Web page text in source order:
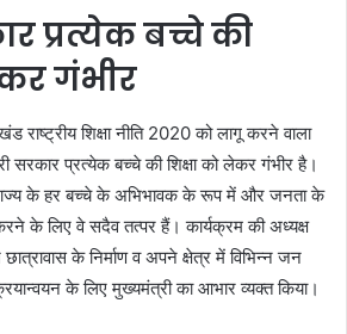
प्रत्येक बच्चे की
गंभीर
राष्ट्रीय शिक्षा नीति 2020 को लागू करने वाला
सरकार प्रत्येक बच्चे की शिक्षा को लेकर गंभीर है।
राज्य के हर बच्चे के अभिभावक के रूप में और जनता के
के लिए वे सदैव तत्पर हैं। कार्यक्रम की अध्यक्ष
के निर्माण व अपने क्षेत्र में विभिन्न जन
के लिए मुख्यमंत्री का आभार व्यक्त किया।